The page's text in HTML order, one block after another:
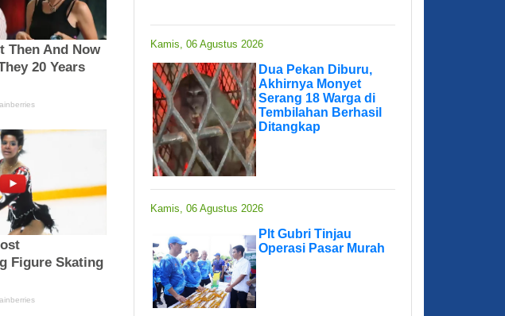
Kamis, 06 Agustus 2026
Dua Pekan Diburu,
Akhirnya Monyet
Serang 18 Warga di
Tembilahan Berhasil
Ditangkap
Kamis, 06 Agustus 2026
Plt Gubri Tinjau
Operasi Pasar Murah